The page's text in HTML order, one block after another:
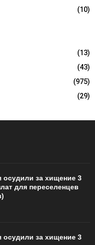
(10)
(13)
(43)
(975)
(29)
за хищение 3
для переселенцев
за хищение 3